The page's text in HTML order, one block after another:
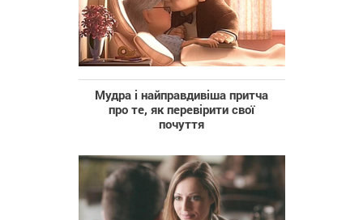
Мудра і найправдивіша притча
про те, як перевірити свої
почуття